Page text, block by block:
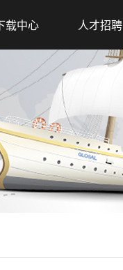
载中心 人才招聘